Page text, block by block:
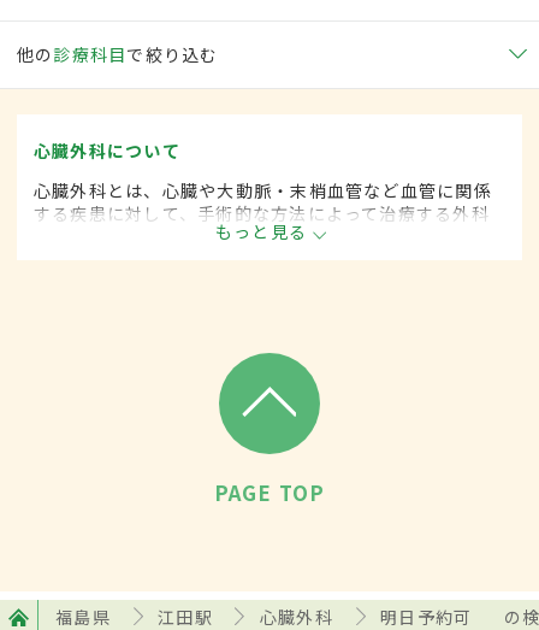
他の 診療科目で絞り込む
心臓外科について
心臓外科とは、心臓や大動脈・末梢血管など血管に関係
する疾患に対して、手術的な方法によって治療する外科
もっと見る
PAGE TOP
福島県 江田駅 心臓外科 明日予約可 の